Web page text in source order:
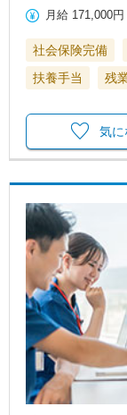
月給 171,000円
社会保険完備
扶養手当
残
気に